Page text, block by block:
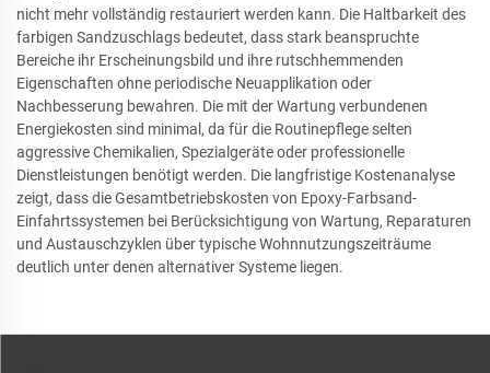
nicht mehr vollständig restauriert werden kann. Die Haltbarkeit des
farbigen Sandzuschlags bedeutet, dass stark beanspruchte
Bereiche ihr Erscheinungsbild und ihre rutschhemmenden
Eigenschaften ohne periodische Neuapplikation oder
Nachbesserung bewahren. Die mit der Wartung verbundenen
Energiekosten sind minimal, da für die Routinepflege selten
aggressive Chemikalien, Spezialgeräte oder professionelle
Dienstleistungen benötigt werden. Die langfristige Kostenanalyse
zeigt, dass die Gesamtbetriebskosten von Epoxy-Farbsand-
Einfahrtssystemen bei Berücksichtigung von Wartung, Reparaturen
und Austauschzyklen über typische Wohnnutzungszeiträume
deutlich unter denen alternativer Systeme liegen.